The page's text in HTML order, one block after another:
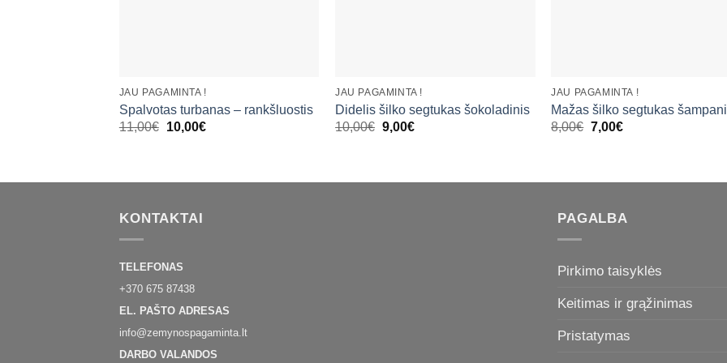
JAU PAGAMINTA !
Spalvotas turbanas – rankšluostis
11,00€
Original
10,00€Current
JAU PAGAMINTA !
Didelis šilko segtukas šokoladinis
10,00€ Original
9,00€Current
JAU PAGAMINTA !
Mažas šilko segtukas
8,00€ Original
7,00€Current
KONTAKTAI
TELEFONAS
+370 675 87438
EL. PAŠTO ADRESAS
info@zemynospagaminta.lt
DARBO VALANDOS
PAGALBA
Pirkimo taisyklės
Keitimas ir grąžinimas
Pristatymas